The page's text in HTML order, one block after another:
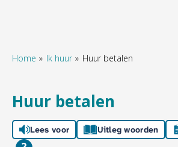
Naar hoofdinhoud
Naar hoofdnavigatiemenu
Home Ik huur Huur betalen
Huur betalen
Lees voor Uitleg woorden